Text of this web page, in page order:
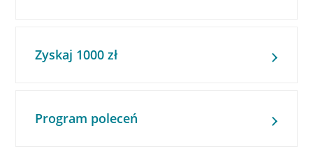
Zyskaj 1000 zł
Program poleceń